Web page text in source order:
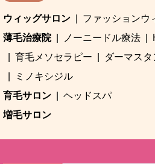
ウィッグサロン ファッションウ
薄毛治療院
ノーニードル療法
育毛メソセラピー
ダーマスタ
ミノキシジル
育毛サロン
ヘッドスパ
増毛サロン